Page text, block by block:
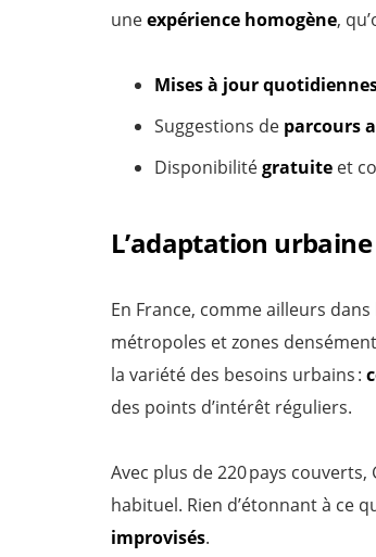
uneexpérience homogène,
Mises à jour
Suggestions de parcours
Disponibilitégratuite et
L’adaptation
En France, comme ailleurs
métropoles et zones
la variété des besoins urbains :
des points d’intérêt réguliers.
Avec plus de 220 pays
habituel. Rien d’étonnant à ce
improvisés.